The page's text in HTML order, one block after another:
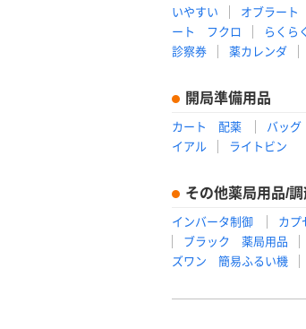
いやすい
オブラー
ート フクロ
らくら
診察券
薬カレンダ
開局準備用品
カート 配薬 バッ
イアル
ライトビン
その他薬局用品/
インバータ制御 カ
ブラック 薬局用品
ズワン 簡易ふるい機